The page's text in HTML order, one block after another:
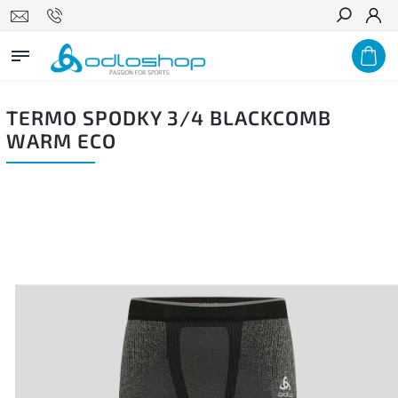
Hľadať
TERMO SPODKY 3/4 BLACKCOMB
WARM ECO